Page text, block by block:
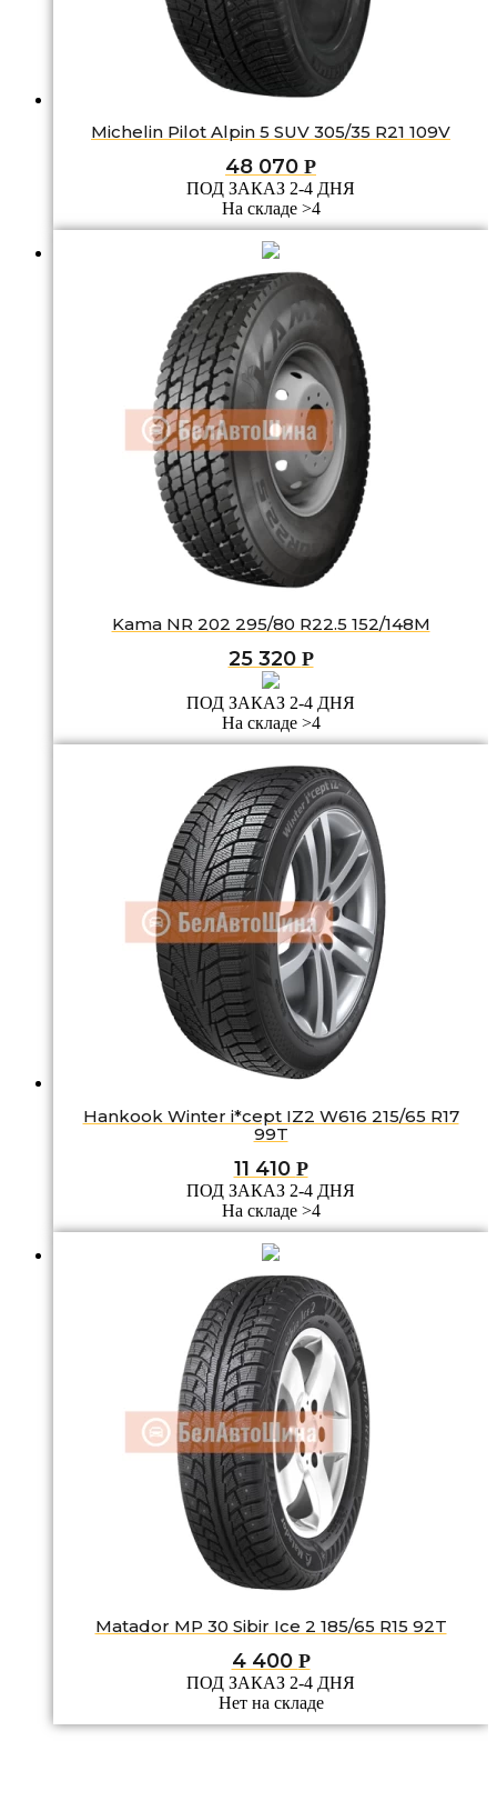
Michelin Pilot Alpin 5 SUV 305/35 R21 109V
48 070 Р
ПОД ЗАКАЗ 2-4 ДНЯ
На складе >4
Kama NR 202 295/80 R22.5 152/148M
25 320 Р
ПОД ЗАКАЗ 2-4 ДНЯ
На складе >4
Hankook Winter i*cept IZ2 W616 215/65 R17
99T
11 410 Р
ПОД ЗАКАЗ 2-4 ДНЯ
На складе >4
Matador MP 30 Sibir Ice 2 185/65 R15 92T
4 400 Р
ПОД ЗАКАЗ 2-4 ДНЯ
Нет на складе